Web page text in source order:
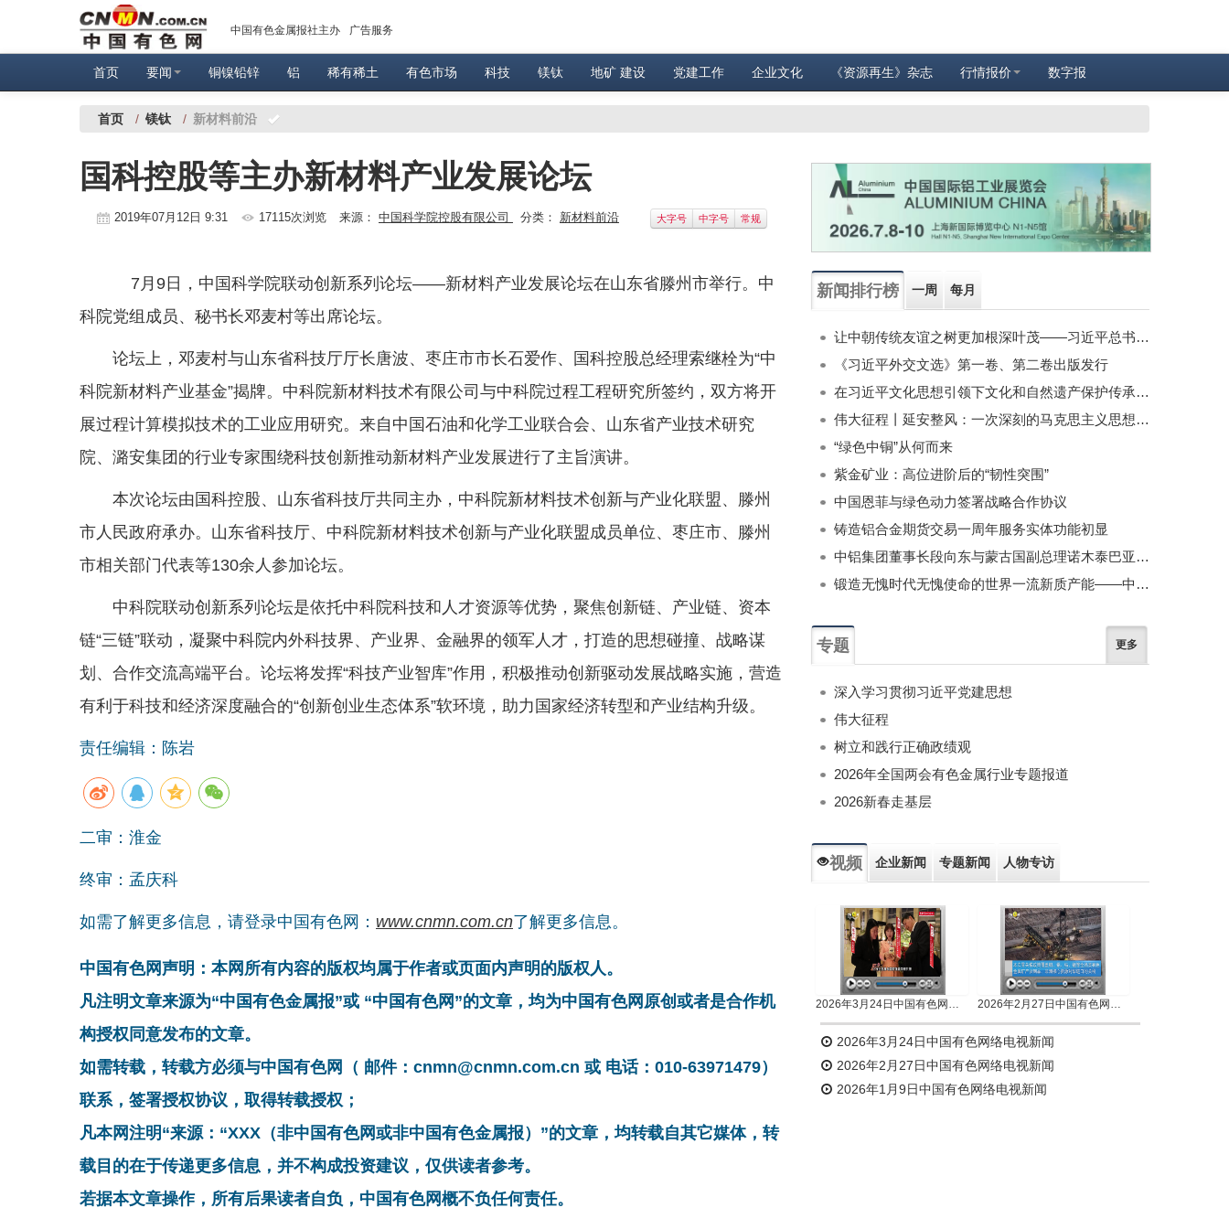
中国有色金属报社主办 广告服务
首页 要闻 铜镍铅锌 铝 稀有稀土 有色市场 科技 镁钛 地矿 建设 党建工作 企业文化 《资源再生》杂志 行情报价 数字报
首页 / 镁钛 / 新材料前沿
国科控股等主办新材料产业发展论坛
2019年07月12日 9:31 17115次浏览 来源： 中国科学院控股有限公司 分类： 新材料前沿 大字号 中字号 常规
7月9日，中国科学院联动创新系列论坛——新材料产业发展论坛在山东省滕州市举行。中
科院党组成员、秘书长邓麦村等出席论坛。
论坛上，邓麦村与山东省科技厅厅长唐波、枣庄市市长石爱作、国科控股总经理索继栓为“中
科院新材料产业基金”揭牌。中科院新材料技术有限公司与中科院过程工程研究所签约，双方将开
展过程计算模拟技术的工业应用研究。来自中国石油和化学工业联合会、山东省产业技术研究
院、潞安集团的行业专家围绕科技创新推动新材料产业发展进行了主旨演讲。
本次论坛由国科控股、山东省科技厅共同主办，中科院新材料技术创新与产业化联盟、滕州
市人民政府承办。山东省科技厅、中科院新材料技术创新与产业化联盟成员单位、枣庄市、滕州
市相关部门代表等130余人参加论坛。
中科院联动创新系列论坛是依托中科院科技和人才资源等优势，聚焦创新链、产业链、资本
链“三链”联动，凝聚中科院内外科技界、产业界、金融界的领军人才，打造的思想碰撞、战略谋
划、合作交流高端平台。论坛将发挥“科技产业智库”作用，积极推动创新驱动发展战略实施，营造
有利于科技和经济深度融合的“创新创业生态体系”软环境，助力国家经济转型和产业结构升级。
责任编辑：陈岩
二审：淮金
终审：孟庆科
如需了解更多信息，请登录中国有色网： www.cnmn.com.cn了解更多信息。
中国有色网声明：本网所有内容的版权均属于作者或页面内声明的版权人。
凡注明文章来源为“中国有色金属报”或 “中国有色网”的文章，均为中国有色网原创或者是合作机
构授权同意发布的文章。
如需转载，转载方必须与中国有色网（ 邮件：cnmn@cnmn.com.cn 或 电话：010-63971479）
联系，签署授权协议，取得转载授权；
凡本网注明“来源：“XXX（非中国有色网或非中国有色金属报）”的文章，均转载自其它媒体，转
载目的在于传递更多信息，并不构成投资建议，仅供读者参考。
若据本文章操作，所有后果读者自负，中国有色网概不负任何责任。
新闻排行榜 一周 每月
让中朝传统友谊之树更加根深叶茂——习近平总书记对朝鲜进行国事访问纪实
《习近平外交文选》第一卷、第二卷出版发行
在习近平文化思想引领下文化和自然遗产保护传承利用工作开创新局面
伟大征程丨延安整风：一次深刻的马克思主义思想教育运动
“绿色中铜”从何而来
紫金矿业：高位进阶后的“韧性突围”
中国恩菲与绿色动力签署战略合作协议
铸造铝合金期货交易一周年服务实体功能初显
中铝集团董事长段向东与蒙古国副总理诺木泰巴亚尔举行会谈
锻造无愧时代无愧使命的世界一流新质产能——中国有色金属工业的战略应对与破局之道（二）
专题 更多
深入学习贯彻习近平党建思想
伟大征程
树立和践行正确政绩观
2026年全国两会有色金属行业专题报道
2026新春走基层
视频 企业新闻 专题新闻 人物专访
2026年3月24日中国有色网络电视新闻 2026年2月27日中国有色网络电视新闻
2026年3月24日中国有色网络电视新闻
2026年2月27日中国有色网络电视新闻
2026年1月9日中国有色网络电视新闻